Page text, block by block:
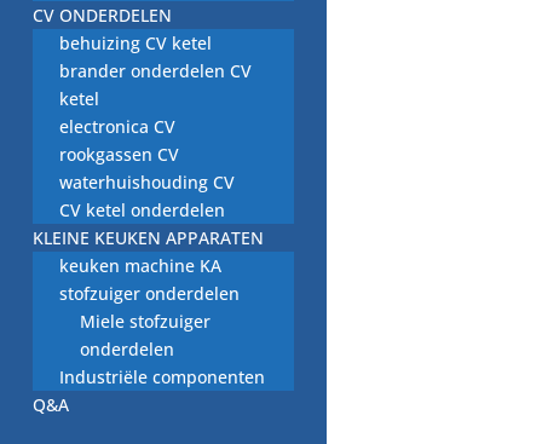
slang Bosch SMS
3502 kort-dik,
vaatwasser
onderdeel
€2,50
slang vaatwasser
spoelpomp (2)
CV ONDERDELEN
behuizing CV ketel
brander onderdelen CV
ketel
electronica CV
rookgassen CV
waterhuishouding CV
CV ketel onderdelen
KLEINE KEUKEN APPARATEN
keuken machine KA
stofzuiger onderdelen
Miele stofzuiger
onderdelen
Industriële componenten
Q&A